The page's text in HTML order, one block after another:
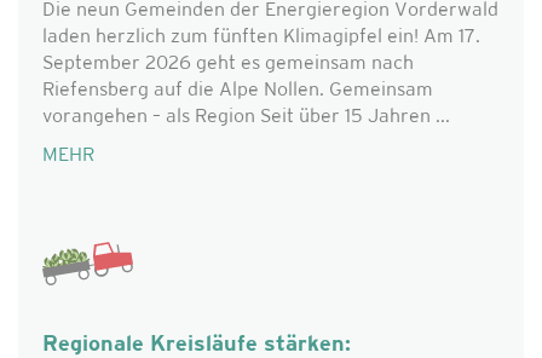
Die neun Gemeinden der Energieregion Vorderwald
laden herzlich zum fünften Klimagipfel ein! Am 17.
September 2026 geht es gemeinsam nach
Riefensberg auf die Alpe Nollen. Gemeinsam
vorangehen – als Region Seit über 15 Jahren ...
MEHR
Regionale Kreisläufe stärken: